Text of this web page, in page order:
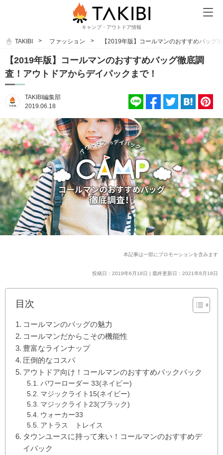
キャンプ・アウトドア情報
TAKIBI ファッション 【2019年版】コールマンのおすすめバッグ
【2019年版】コールマンのおすすめバッグ徹底調
査！アウトドアからデイパックまで！
TAKIBI編集部
2019.06.18
本記事は一部にプロモーションを含みます
投稿日：2019年6月18日 | 最終更新日：2021年8月18日
目次
コールマンのバッグの魅力
コールマンだからこその機能性
豊富なラインナップ
圧倒的なコスパ
アウトドア向け！コールマンのおすすめバックパック
パワーローダー 33(ネイビー)
マジックライト15(ネイビー)
マジックライト23(ブラック)
ウォーカー33
アトラス トレイス
タウンユースに持って来い！コールマンのおすすめデ
イパック